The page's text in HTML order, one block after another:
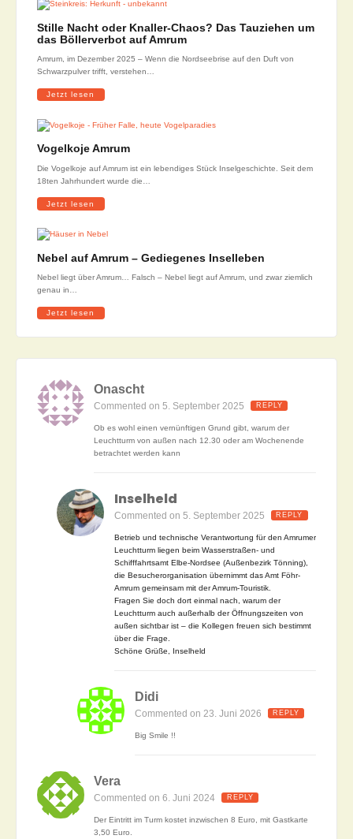
Stille Nacht oder Knaller-Chaos? Das Tauziehen um
das Böllerverbot auf Amrum
Amrum, im Dezember 2025 – Wenn die Nordseebrise auf den Duft von
Schwarzpulver trifft, verstehen…
Jetzt lesen
Vogelkoje Amrum
Die Vogelkoje auf Amrum ist ein lebendiges Stück Inselgeschichte. Seit dem
18ten Jahrhundert wurde die…
Jetzt lesen
Nebel auf Amrum – Gediegenes Inselleben
Nebel liegt über Amrum… Falsch – Nebel liegt auf Amrum, und zwar ziemlich
genau in…
Jetzt lesen
Onascht
Commented on 5. September 2025 REPLY
Ob es wohl einen vernünftigen Grund gibt, warum der
Leuchtturm von außen nach 12.30 oder am Wochenende
betrachtet werden kann
Inselheld
Commented on 5. September 2025 REPLY
Betrieb und technische Verantwortung für den Amrumer
Leuchtturm liegen beim Wasserstraßen- und
Schifffahrtsamt Elbe-Nordsee (Außenbezirk Tönning),
die Besucherorganisation übernimmt das Amt Föhr-
Amrum gemeinsam mit der Amrum-Touristik.
Fragen Sie doch dort einmal nach, warum der
Leuchtturm auch außerhalb der Öffnungszeiten von
außen sichtbar ist – die Kollegen freuen sich bestimmt
über die Frage.
Schöne Grüße, Inselheld
Didi
Commented on 23. Juni 2026 REPLY
Big Smile !!
Vera
Commented on 6. Juni 2024 REPLY
Der Eintritt im Turm kostet inzwischen 8 Euro, mit Gastkarte
3,50 Euro.